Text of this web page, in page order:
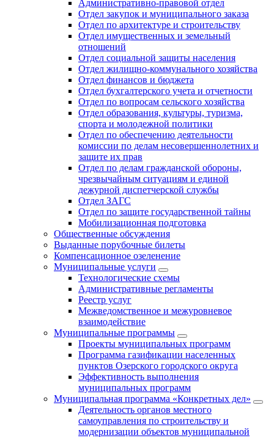
Административно-правовой отдел
Отдел закупок и муниципального заказа
Отдел по архитектуре и строительству
Отдел имущественных и земельный
отношений
Отдел социальной защиты населения
Отдел жилищно-коммунального хозяйства
Отдел финансов и бюджета
Отдел бухгалтерского учета и отчетности
Отдел по вопросам сельского хозяйства
Отдел образования, культуры, туризма,
спорта и молодежной политики
Отдел по обеспечению деятельности
комиссии по делам несовершеннолетних и
защите их прав
Отдел по делам гражданской обороны,
чрезвычайным ситуациям и единой
дежурной диспетчерской службы
Отдел ЗАГС
Отдел по защите государственной тайны
Мобилизационная подготовка
Общественные обсуждения
Выданные порубочные билеты
Компенсационное озеленение
Муниципальные услуги
Технологические схемы
Административные регламенты
Реестр услуг
Межведомственное и межуровневое
взаимодействие
Муниципальные программы
Проекты муниципальных программ
Программа газификации населенных
пунктов Озерского городского округа
Эффективность выполнения
муниципальных программ
Муниципальная программа «Конкретных дел»
Деятельность органов местного
самоуправления по строительству и
модернизации объектов муниципальной